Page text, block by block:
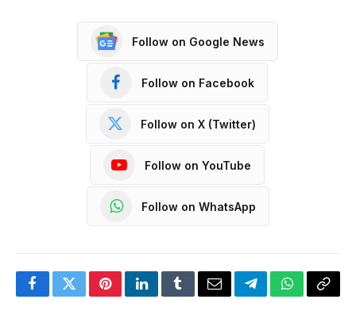
Follow on Google News
Follow on Facebook
Follow on X (Twitter)
Follow on YouTube
Follow on WhatsApp
FacebookTwitterPinterestLinkedInTumblrEmailTelegramWhatsApp
Copy